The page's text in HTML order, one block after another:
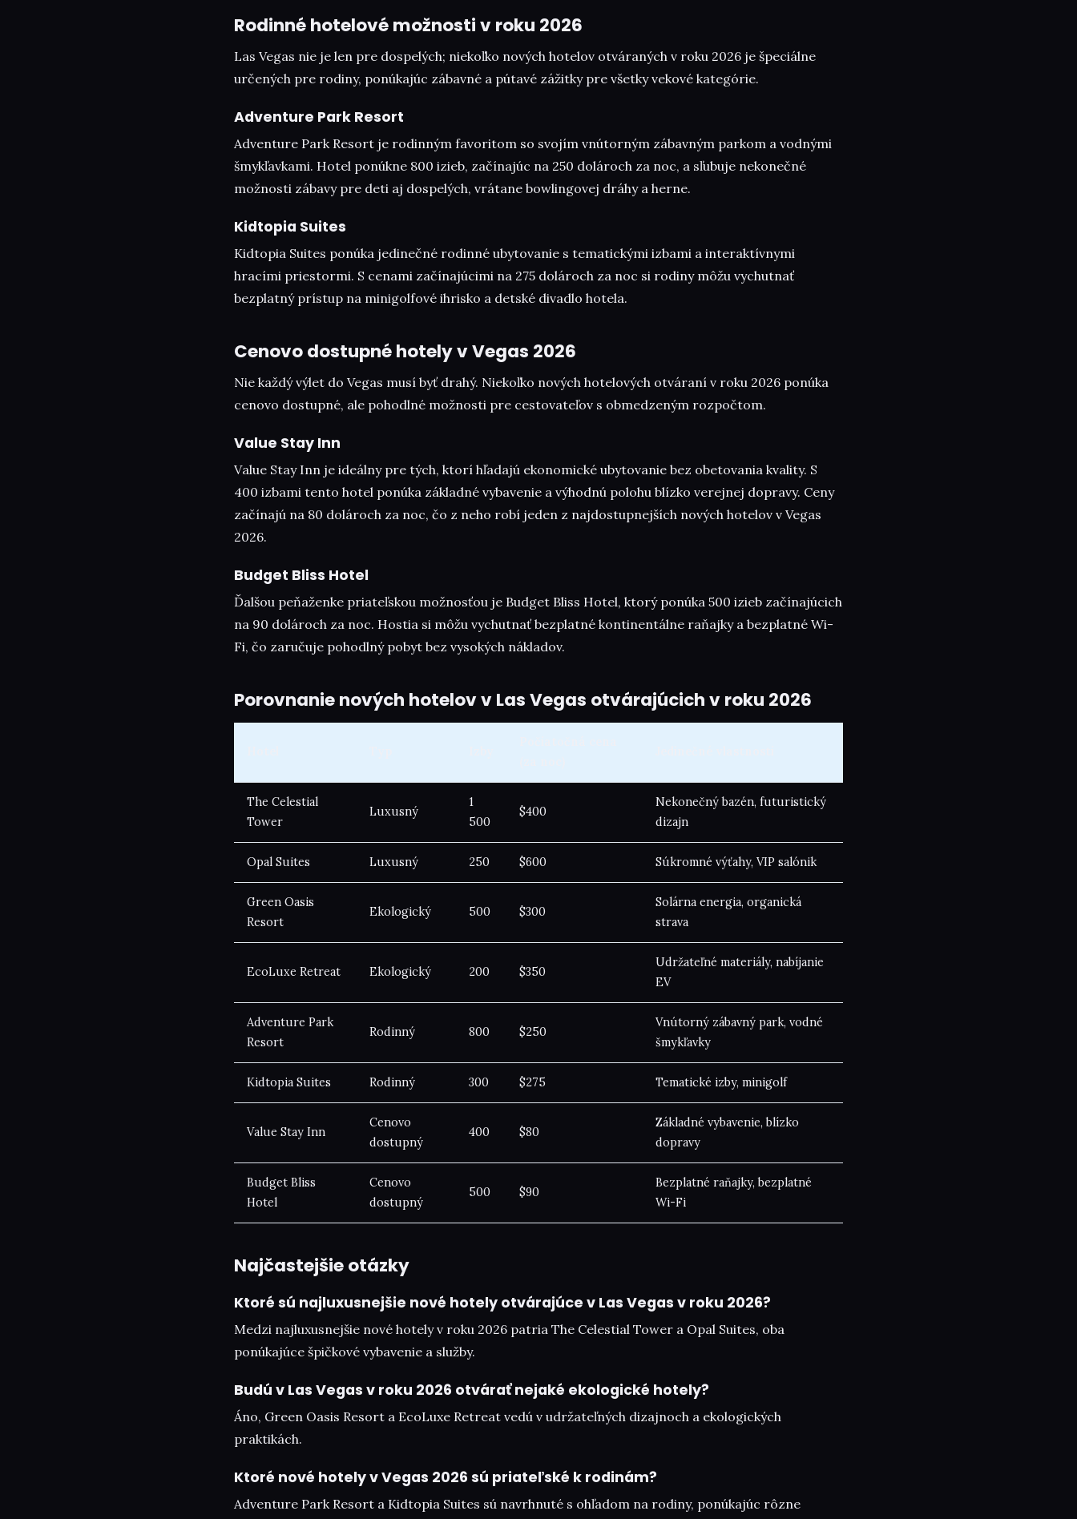
Rodinné hotelové možnosti v roku 2026
Las Vegas nie je len pre dospelých; niekoľko nových hotelov otváraných v roku 2026 je špeciálne
určených pre rodiny, ponúkajúc zábavné a pútavé zážitky pre všetky vekové kategórie.
Adventure Park Resort
Adventure Park Resort je rodinným favoritom so svojím vnútorným zábavným parkom a vodnými
šmykľavkami. Hotel ponúkne 800 izieb, začínajúc na 250 dolároch za noc, a sľubuje nekonečné
možnosti zábavy pre deti aj dospelých, vrátane bowlingovej dráhy a herne.
Kidtopia Suites
Kidtopia Suites ponúka jedinečné rodinné ubytovanie s tematickými izbami a interaktívnymi
hracími priestormi. S cenami začínajúcimi na 275 dolároch za noc si rodiny môžu vychutnať
bezplatný prístup na minigolfové ihrisko a detské divadlo hotela.
Cenovo dostupné hotely v Vegas 2026
Nie každý výlet do Vegas musí byť drahý. Niekoľko nových hotelových otváraní v roku 2026 ponúka
cenovo dostupné, ale pohodlné možnosti pre cestovateľov s obmedzeným rozpočtom.
Value Stay Inn
Value Stay Inn je ideálny pre tých, ktorí hľadajú ekonomické ubytovanie bez obetovania kvality. S
400 izbami tento hotel ponúka základné vybavenie a výhodnú polohu blízko verejnej dopravy. Ceny
začínajú na 80 dolároch za noc, čo z neho robí jeden z najdostupnejších nových hotelov v Vegas
2026.
Budget Bliss Hotel
Ďalšou peňaženke priateľskou možnosťou je Budget Bliss Hotel, ktorý ponúka 500 izieb začínajúcich
na 90 dolároch za noc. Hostia si môžu vychutnať bezplatné kontinentálne raňajky a bezplatné Wi-
Fi, čo zaručuje pohodlný pobyt bez vysokých nákladov.
Porovnanie nových hotelov v Las Vegas otvárajúcich v roku 2026
The Celestial
Tower
Luxusný
1
500
$400
Nekonečný bazén, futuristický
dizajn
Opal Suites Luxusný 250 $600 Súkromné výťahy, VIP salónik
Green Oasis
Resort
Ekologický 500 $300
Solárna energia, organická
strava
EcoLuxe Retreat Ekologický 200 $350
Udržateľné materiály, nabíjanie
EV
Adventure Park
Resort
Rodinný 800 $250
Vnútorný zábavný park, vodné
šmykľavky
Kidtopia Suites Rodinný 300 $275 Tematické izby, minigolf
Value Stay Inn
Cenovo
dostupný
400 $80
Základné vybavenie, blízko
dopravy
Budget Bliss
Hotel
Cenovo
dostupný
500 $90
Bezplatné raňajky, bezplatné
Wi-Fi
Najčastejšie otázky
Ktoré sú najluxusnejšie nové hotely otvárajúce v Las Vegas v roku 2026?
Medzi najluxusnejšie nové hotely v roku 2026 patria The Celestial Tower a Opal Suites, oba
ponúkajúce špičkové vybavenie a služby.
Budú v Las Vegas v roku 2026 otvárať nejaké ekologické hotely?
Áno, Green Oasis Resort a EcoLuxe Retreat vedú v udržateľných dizajnoch a ekologických
praktikách.
Ktoré nové hotely v Vegas 2026 sú priateľské k rodinám?
Adventure Park Resort a Kidtopia Suites sú navrhnuté s ohľadom na rodiny, ponúkajúc rôzne